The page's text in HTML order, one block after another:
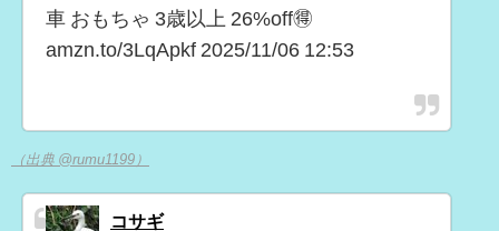
車 おもちゃ 3歳以上 26%off🉐
amzn.to/3LqApkf 2025/11/06 12:53
（出典 @rumu1199）
コサギ